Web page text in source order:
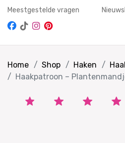
Meestgestelde vragen
Home Shop Haken
Haakpatroon –